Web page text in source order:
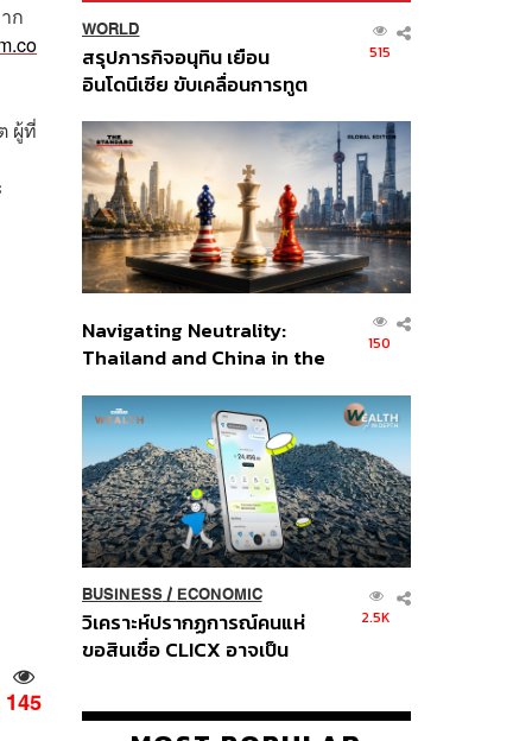
ก
ผู้ที่
145
WORLD
สรุปภารกิจอนุทิน เยือน
อินโดนีเซีย ขับเคลื่อนการทูต
ส่วนยุทธศาสตร์ไทย –
อินโดนีเซีย
515
Navigating Neutrality:
Thailand and China in the
Order
150
BUSINESS/ ECONOMIC
วิเคราะห์ปรากฏการณ์คนแห่
ขอสินเชื่อ CLICX อาจเป็น
ปัญหาหนี้ครัวเรือนไทยที่ถูกซุก
2.5K